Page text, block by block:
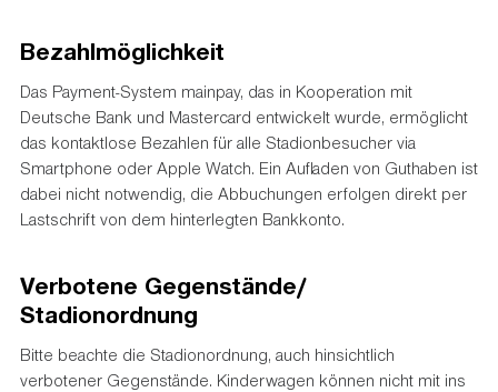
Bezahlmöglichkeit
Das Payment-System mainpay, das in Kooperation mit
Deutsche Bank und Mastercard entwickelt wurde, ermöglicht
das kontaktlose Bezahlen für alle Stadionbesucher via
Smartphone oder Apple Watch. Ein Aufladen von Guthaben ist
dabei nicht notwendig, die Abbuchungen erfolgen direkt per
Lastschrift von dem hinterlegten Bankkonto.
Verbotene Gegenstände/
Stadionordnung
Bitte beachte die Stadionordnung, auch hinsichtlich
verbotener Gegenstände. Kinderwagen können nicht mit ins